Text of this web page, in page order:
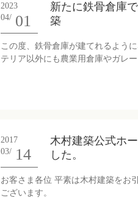
2023
04/ 01
新たに鉄骨倉庫
築
この度、鉄骨倉庫が建てれるよう
テリア以外にも農業用倉庫やガ
2017
03/ 14
木村建築公式ホ
した。
お客さま各位 平素は木村建築をお
ございます。